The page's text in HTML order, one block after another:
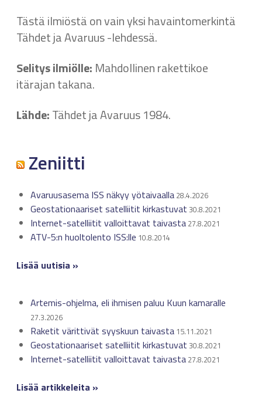
Tästä ilmiöstä on vain yksi havaintomerkintä
Tähdet ja Avaruus -lehdessä.
Selitys ilmiölle: Mahdollinen rakettikoe
itärajan takana.
Lähde:Tähdet ja Avaruus 1984.
Zeniitti
Avaruusasema ISS näkyy yötaivaalla 28.4.2026
Geostationaariset satelliitit kirkastuvat 30.8.2021
Internet-satelliitit valloittavat taivasta 27.8.2021
ATV-5:n huoltolento ISS:lle 10.8.2014
Lisää uutisia »
Artemis-ohjelma, eli ihmisen paluu Kuun kamaralle
27.3.2026
Raketit värittivät syyskuun taivasta 15.11.2021
Geostationaariset satelliitit kirkastuvat 30.8.2021
Internet-satelliitit valloittavat taivasta 27.8.2021
Lisää artikkeleita »